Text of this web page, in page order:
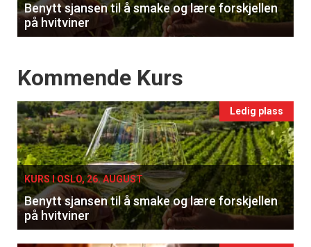
Benytt sjansen til å smake og lære forskjellen
på hvitviner
Events
Kommende Kurs
Ledig plass
KURS I OSLO, 26. AUGUST
Benytt sjansen til å smake og lære forskjellen
på hvitviner